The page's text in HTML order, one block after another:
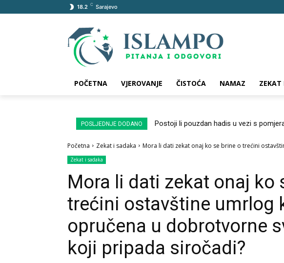
18.2 C Sarajevo
POČETNA VJEROVANJE ČISTOĆA NAMAZ ZEKAT
POSLJEDNJE DODANO Postoji li pouzdan hadis u vezi s
Početna Zekat i sadaka Mora li dati zekat onaj ko se brine o trećini
Zekat i sadaka
Mora li dati zekat onaj ko
trećini ostavštine umrlog
opručena u dobrotvorne
koji pripada siročadi?